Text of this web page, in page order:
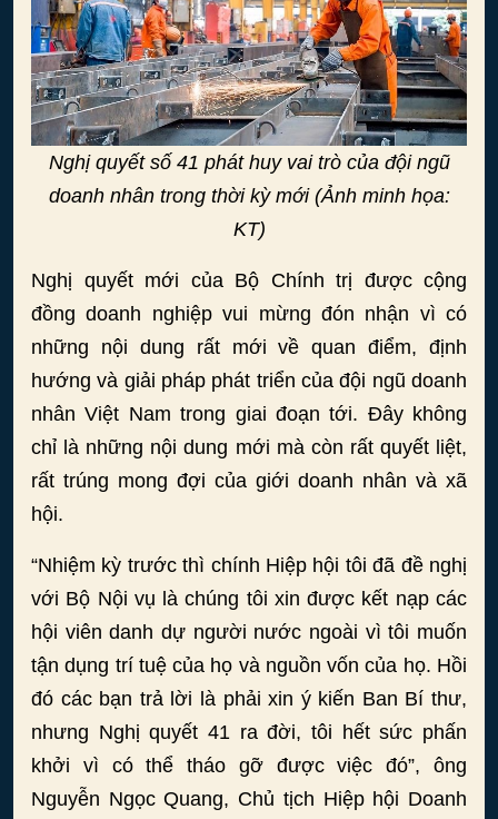
Nghị quyết số 41 phát huy vai trò của đội ngũ
doanh nhân trong thời kỳ mới (Ảnh minh họa:
KT)
Nghị quyết mới của Bộ Chính trị được cộng
đồng doanh nghiệp vui mừng đón nhận vì có
những nội dung rất mới về quan điểm, định
hướng và giải pháp phát triển của đội ngũ doanh
nhân Việt Nam trong giai đoạn tới. Đây không
chỉ là những nội dung mới mà còn rất quyết liệt,
rất trúng mong đợi của giới doanh nhân và xã
hội.
“Nhiệm kỳ trước thì chính Hiệp hội tôi đã đề nghị
với Bộ Nội vụ là chúng tôi xin được kết nạp các
hội viên danh dự người nước ngoài vì tôi muốn
tận dụng trí tuệ của họ và nguồn vốn của họ. Hồi
đó các bạn trả lời là phải xin ý kiến Ban Bí thư,
nhưng Nghị quyết 41 ra đời, tôi hết sức phấn
khởi vì có thể tháo gỡ được việc đó”, ông
Nguyễn Ngọc Quang, Chủ tịch Hiệp hội Doanh